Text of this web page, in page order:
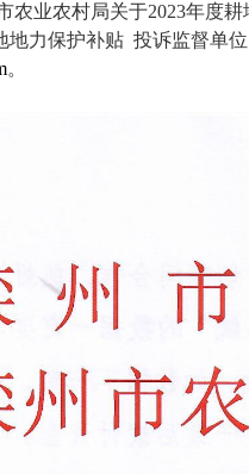
农业农村局关于2023年度
地力保护补贴 投诉监督单
。